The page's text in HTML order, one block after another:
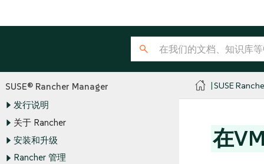
SUSE® Rancher Manager
发行说明
关于 Rancher
安装和升级
Rancher 管理
SUSE
在